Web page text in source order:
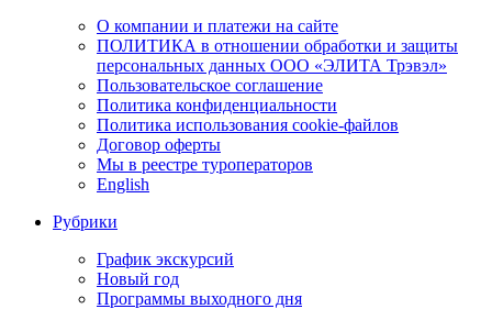
О компании и платежи на сайте
ПОЛИТИКА в отношении обработки и защиты
персональных данных ООО «ЭЛИТА Трэвэл»
Пользовательское соглашение
Политика конфиденциальности
Политика использования cookie-файлов
Договор оферты
Мы в реестре туроператоров
English
Рубрики
График экскурсий
Новый год
Программы выходного дня